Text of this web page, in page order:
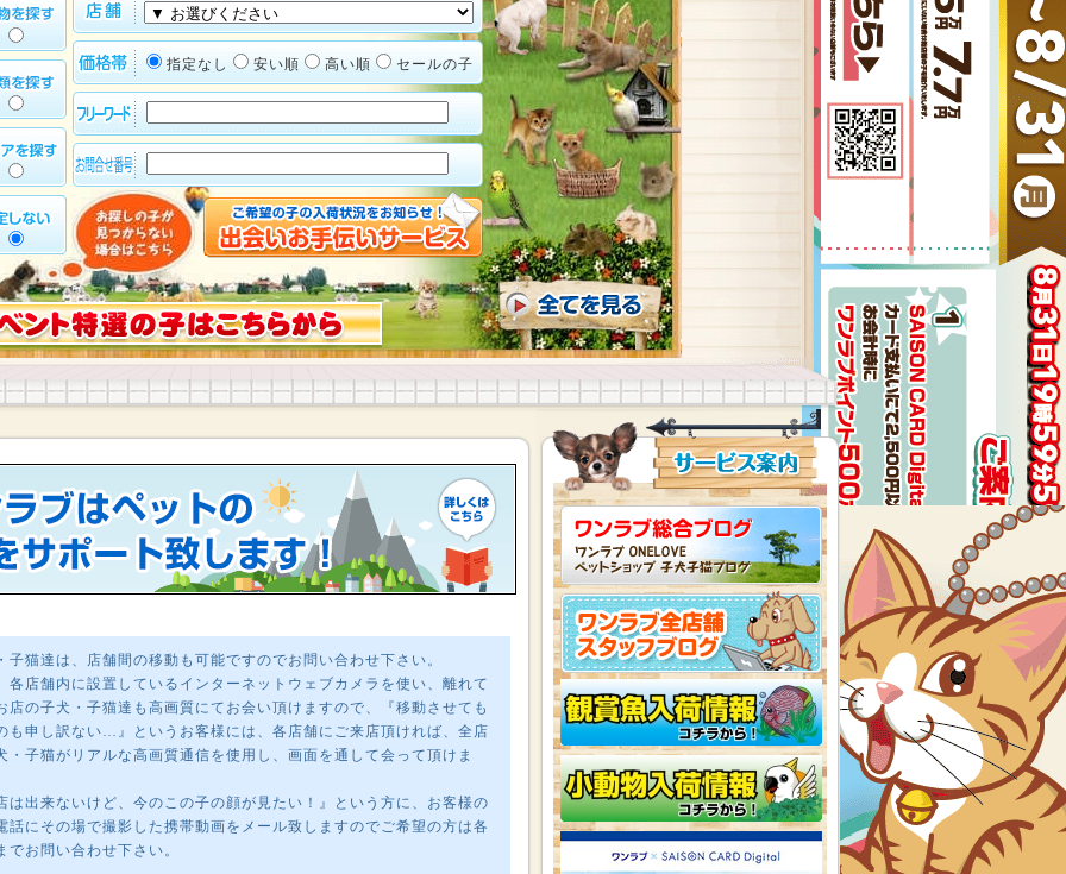
指定なし 安い順 高い順 セールの子
子猫達は、店舗間の移動も可能ですのでお問い合わせ下さい。
各店舗内に設置しているインターネットウェブカメラを使い、離れて
店の子犬・子猫達も高画質にてお会い頂けますので、『移動させても
も申し訳ない…』というお客様には、各店舗にご来店頂ければ、全店
・子猫がリアルな高画質通信を使用し、画面を通して会って頂けま
は出来ないけど、今のこの子の顔が見たい！』という方に、お客様の
話にその場で撮影した携帯動画をメール致しますのでご希望の方は各
でお問い合わせ下さい。